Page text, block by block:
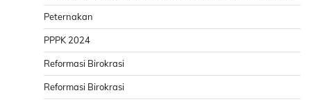
Peternakan
PPPK 2024
Reformasi Birokrasi
Reformasi Birokrasi